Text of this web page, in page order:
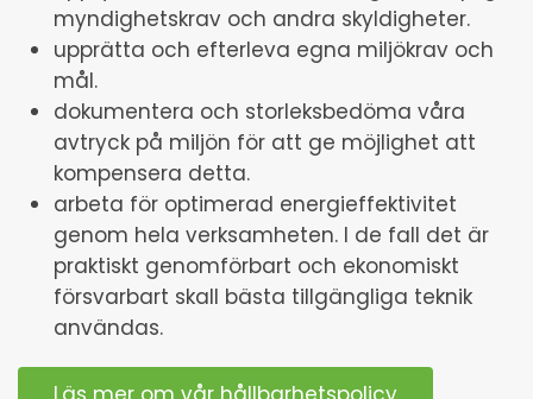
myndighetskrav och andra skyldigheter.
upprätta och efterleva egna miljökrav och
mål.
dokumentera och storleksbedöma våra
avtryck på miljön för att ge möjlighet att
kompensera detta.
arbeta för optimerad energieffektivitet
genom hela verksamheten. I de fall det är
praktiskt genomförbart och ekonomiskt
försvarbart skall bästa tillgängliga teknik
användas.